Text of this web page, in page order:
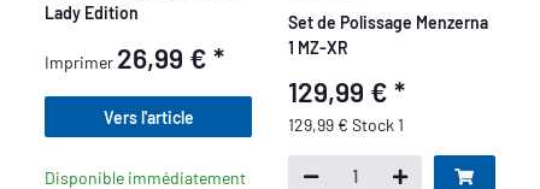
Lady Edition
Imprimer 26,99 €*
Vers l'article
Disponible immédiatement
Set de Polissage Menzerna
1 MZ-XR
129,99 € *
129,99 € Stock 1